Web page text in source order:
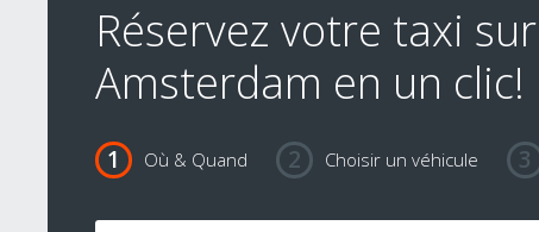
Réservez votre taxi sur
Amsterdam en un clic!
Où & Quand Choisir un véhicule